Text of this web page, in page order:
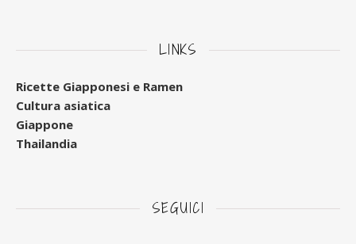
LINKS
Ricette Giapponesi e Ramen
Cultura asiatica
Giappone
Thailandia
SEGUICI